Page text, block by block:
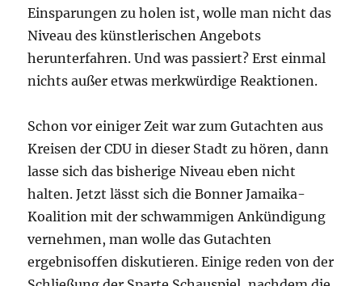
Einsparungen zu holen ist, wolle man nicht das
Niveau des künstlerischen Angebots
herunterfahren. Und was passiert? Erst einmal
nichts außer etwas merkwürdige Reaktionen.
Schon vor einiger Zeit war zum Gutachten aus
Kreisen der CDU in dieser Stadt zu hören, dann
lasse sich das bisherige Niveau eben nicht
halten. Jetzt lässt sich die Bonner Jamaika-
Koalition mit der schwammigen Ankündigung
vernehmen, man wolle das Gutachten
ergebnisoffen diskutieren. Einige reden von der